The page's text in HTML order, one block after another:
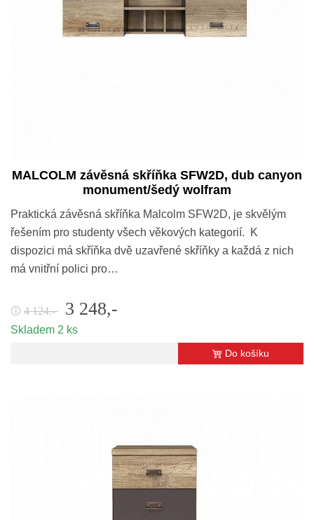
MALCOLM závěsná skříňka SFW2D, dub canyon
monument/šedý wolfram
Praktická závěsná skříňka Malcolm SFW2D, je skvělým
řešením pro studenty všech věkových kategorií. K
dispozici má skříňka dvě uzavřené skříňky a každá z nich
má vnitřní polici pro…
🛈 4 124,- 3 248,-
Skladem 2 ks
Do košíku